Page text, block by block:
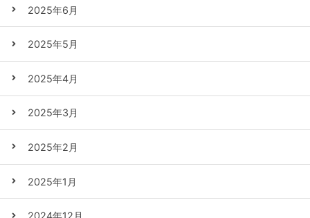
2025年6月
2025年5月
2025年4月
2025年3月
2025年2月
2025年1月